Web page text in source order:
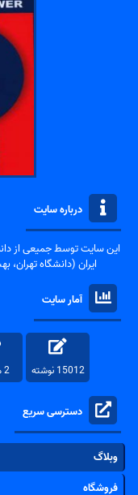
درباره سایت
این سایت توسط جمیعی از
ایران (دانشگاه
آمار سایت
15012 نوشته 2 محصول
دسترسی سریع
وبلاگ
فروشگاه